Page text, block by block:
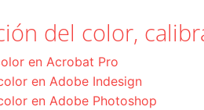
del color,
en Acrobat Pro
en Adobe Indesign
en Adobe Photoshop